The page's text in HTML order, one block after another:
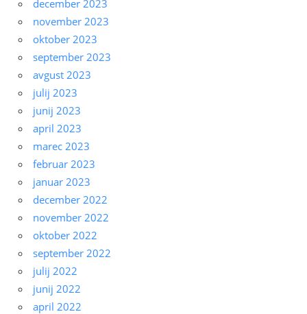
december 2023
november 2023
oktober 2023
september 2023
avgust 2023
julij 2023
junij 2023
april 2023
marec 2023
februar 2023
januar 2023
december 2022
november 2022
oktober 2022
september 2022
julij 2022
junij 2022
april 2022